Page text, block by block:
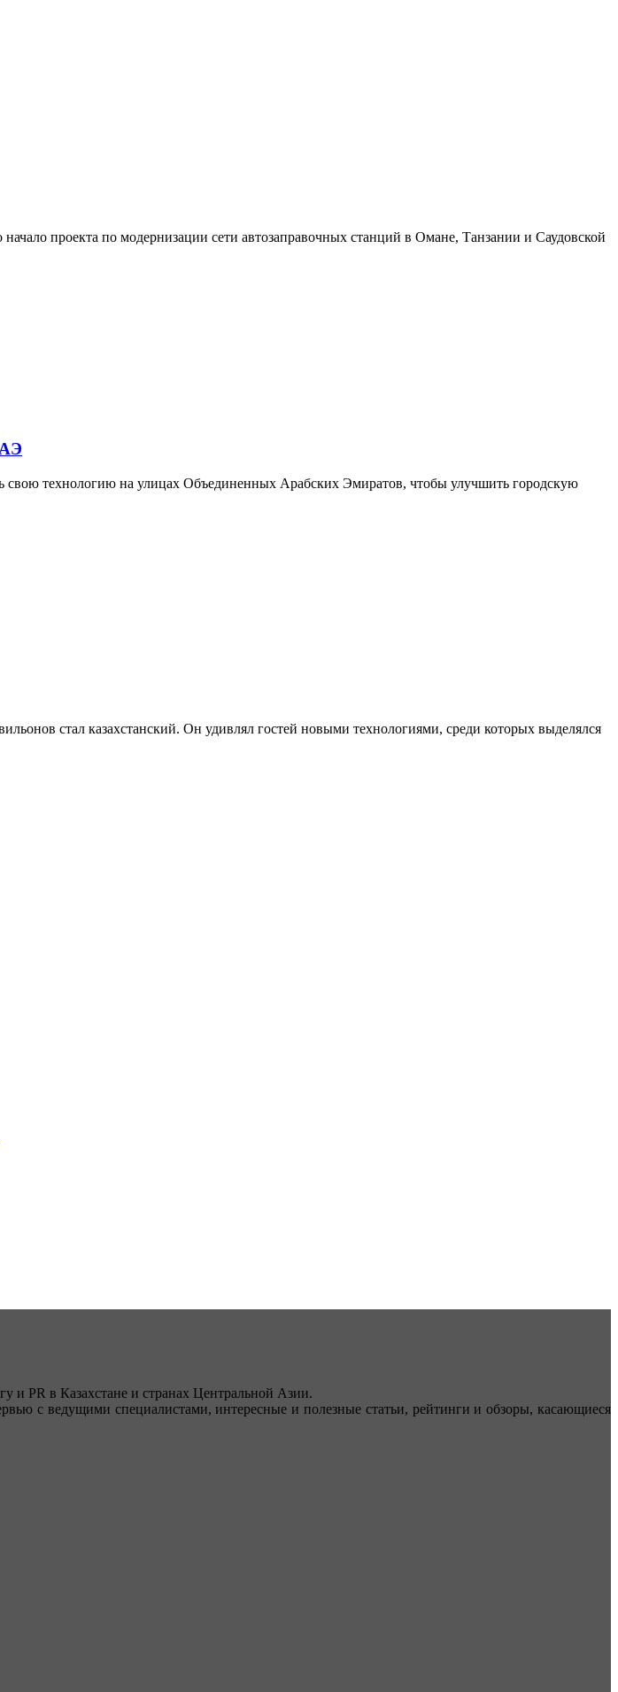
проекта по модернизации сети автозаправочных станций в Омане, Танзании и Саудовской
свою технологию на улицах Объединенных Арабских Эмиратов, чтобы улучшить городскую
стал казахстанский. Он удивлял гостей новыми технологиями, среди которых выделялся
и PR в Казахстане и странах Центральной Азии.
с ведущими специалистами, интересные и полезные статьи, рейтинги и обзоры, касающиеся